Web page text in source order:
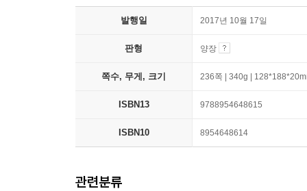
발행일 2017년 10월 17일
판형 양장
쪽수, 무게, 크기 236쪽 | 340g |
ISBN13 9788954648615
ISBN10 8954648614
관련분류